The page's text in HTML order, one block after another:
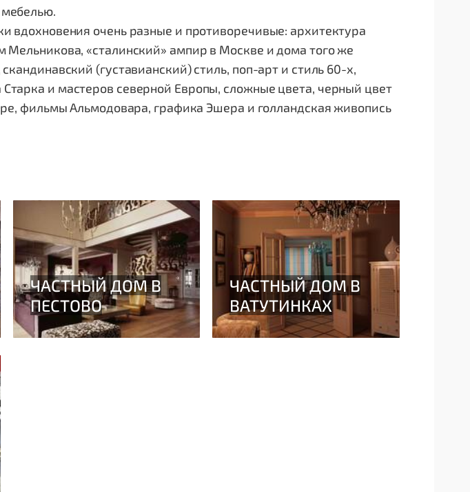
вдохновения очень разные и противоречивые: архитектура
Мельникова, «сталинский» ампир в Москве и дома того же
(густавианский) стиль, поп-арт и стиль 60-х,
и мастеров северной Европы, сложные цвета, черный цвет
фильмы Альмодовара, графика Эшера и голландская живопись